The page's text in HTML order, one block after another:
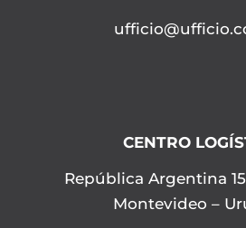
CENTRO
República Argentina
Montevideo –